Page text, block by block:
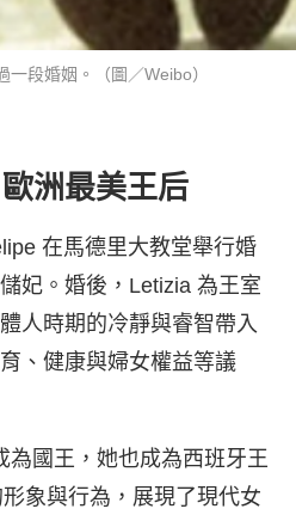
段婚姻。（圖／Weibo）
洲最美王后
在馬德里大教堂舉行婚
妃。婚後，Letizia 為王室
人時期的冷靜與睿智帶入
、健康與婦女權益等議
為國王，她也成為西班牙王
象與行為，展現了現代女